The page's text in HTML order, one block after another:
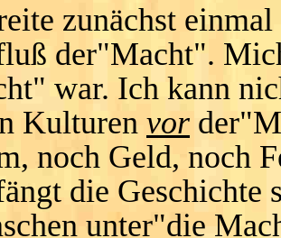
zunächst
der"Macht".
war. Ich kann
Kulturen vor
noch Geld, noch
die
unter"die